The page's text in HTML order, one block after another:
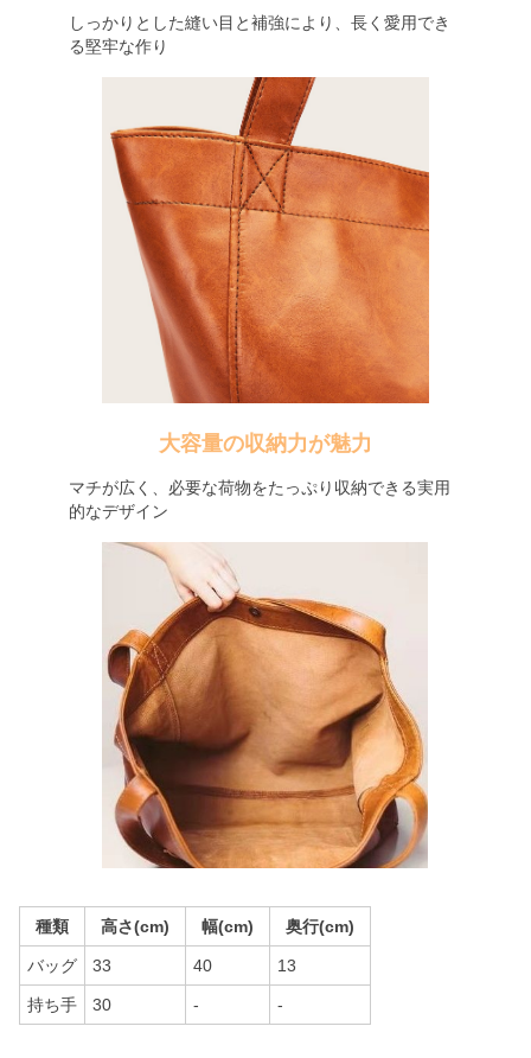
しっかりとした縫い目と補強により、長く愛用でき
る堅牢な作り
大容量の収納力が魅力
マチが広く、必要な荷物をたっぷり収納できる実用
的なデザイン
種類 高さ(cm) 幅(cm) 奥行(cm)
バッグ 33 40 13
持ち手 30 - -